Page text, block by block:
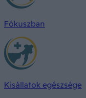
Fókuszban
Kisállatok egészsége